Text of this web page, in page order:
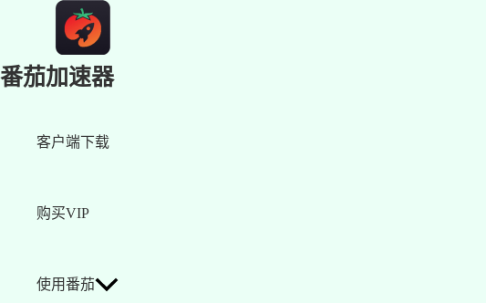
番茄加速器
客户端下载
购买VIP
使用番茄